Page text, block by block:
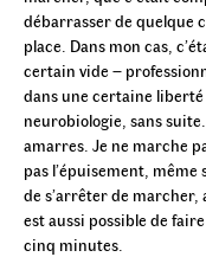
débarrasser de quelque
place. Dans mon cas,
certain vide –
dans une certaine liberté
neurobiologie, sans
amarres. Je ne marche
pas l’épuisement, même
de s’arrêter de marcher,
est aussi possible de
cinq minutes.